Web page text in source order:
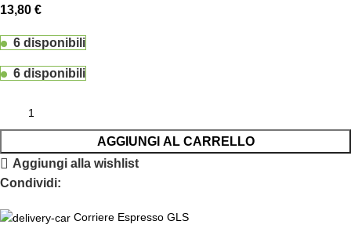
13,80 €
6 disponibili
6 disponibili
AGGIUNGI AL CARRELLO
Aggiungi alla wishlist
Condividi:
Corriere Espresso GLS